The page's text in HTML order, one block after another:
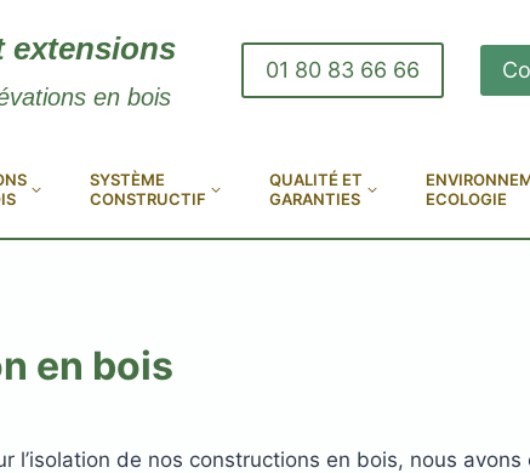
extensions
en bois
01 80 83 66 66
SYSTÈME
CONSTRUCTIF
QUALITÉ ET
GARANTIES
ECOLOGIE
en bois
l’isolation de nos constructions en bois, nous avons